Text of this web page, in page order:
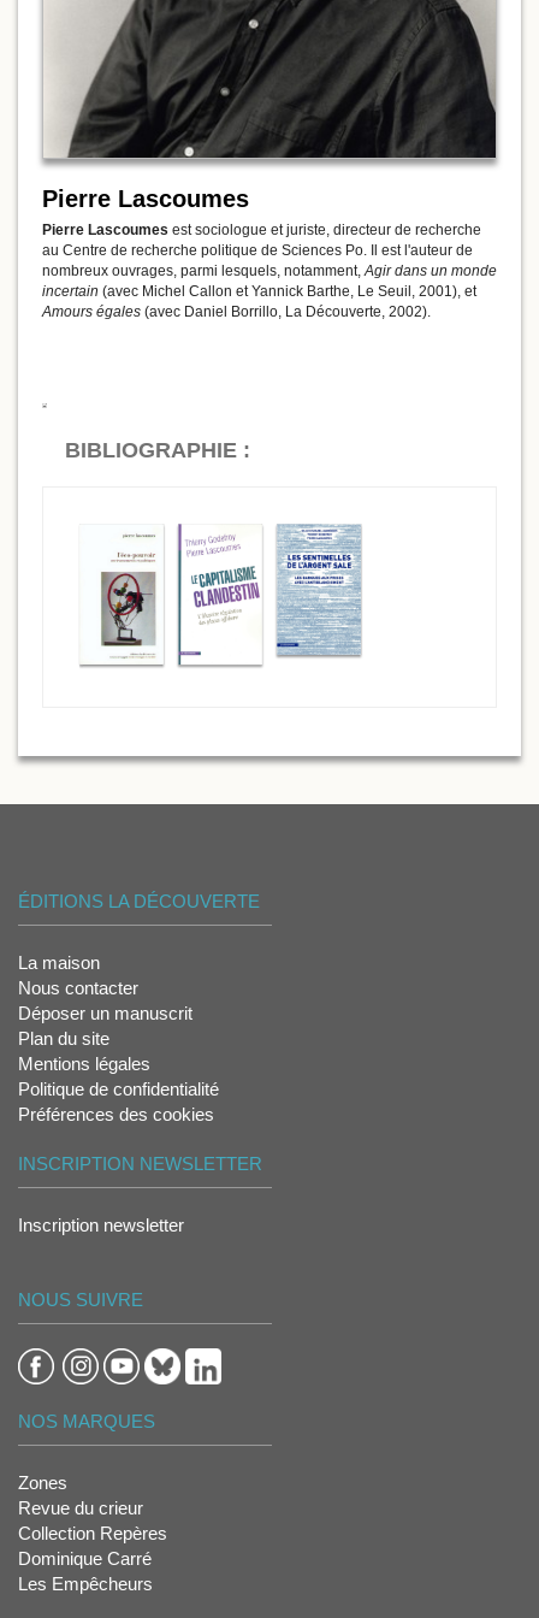
Pierre Lascoumes
Pierre Lascoumes est sociologue et juriste, directeur de recherche
au Centre de recherche politique de Sciences Po. Il est l'auteur de
nombreux ouvrages, parmi lesquels, notamment, Agir dans un monde
incertain (avec Michel Callon et Yannick Barthe, Le Seuil, 2001), et
Amours égales (avec Daniel Borrillo, La Découverte, 2002).
BIBLIOGRAPHIE :
ÉDITIONS LA DÉCOUVERTE
La maison
Nous contacter
Déposer un manuscrit
Plan du site
Mentions légales
Politique de confidentialité
Préférences des cookies
INSCRIPTION NEWSLETTER
Inscription newsletter
NOUS SUIVRE
NOS MARQUES
Zones
Revue du crieur
Collection Repères
Dominique Carré
Les Empêcheurs